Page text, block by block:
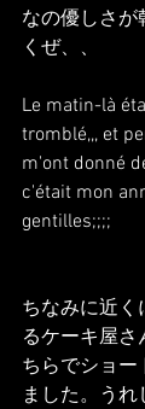
なの優しさが
くぜ、、
Le matin-là
tromblé,,, et
m'ont donné
c'était mon
gentilles;;;;
ちなみに近く
るケーキ屋
ちらでショー
ました。うれ